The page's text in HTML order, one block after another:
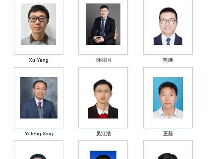
Xu Yang 薛兆国 熊渊
Yufeng Xing 吴江浩 王磊